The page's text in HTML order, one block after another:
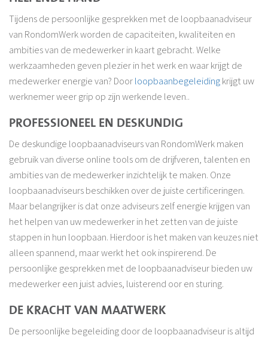
Tijdens de persoonlijke gesprekken met de loopbaanadviseur
van RondomWerk worden de capaciteiten, kwaliteiten en
ambities van de medewerker in kaart gebracht. Welke
werkzaamheden geven plezier in het werk en waar krijgt de
medewerker energie van? Doorloopbaanbegeleidingkrijgt uw
werknemer weer grip op zijn werkende leven..
PROFESSIONEEL EN DESKUNDIG
De deskundige loopbaanadviseurs van RondomWerk maken
gebruik van diverse online tools om de drijfveren, talenten en
ambities van de medewerker inzichtelijk te maken. Onze
loopbaanadviseurs beschikken over de juiste certificeringen.
Maar belangrijker is dat onze adviseurs zelf energie krijgen van
het helpen van uw medewerker in het zetten van de juiste
stappen in hun loopbaan. Hierdoor is het maken van keuzes niet
alleen spannend, maar werkt het ook inspirerend. De
persoonlijke gesprekken met de loopbaanadviseur bieden uw
medewerker een juist advies, luisterend oor en sturing.
DE KRACHT VAN MAATWERK
De persoonlijke begeleiding door de loopbaanadviseur is altijd